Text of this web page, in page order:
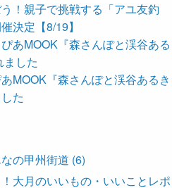
！親子で挑戦する「アユ友釣
決定【8/19】
MOOK『森さんぽと渓谷あるき
た
の甲州街道 (6)